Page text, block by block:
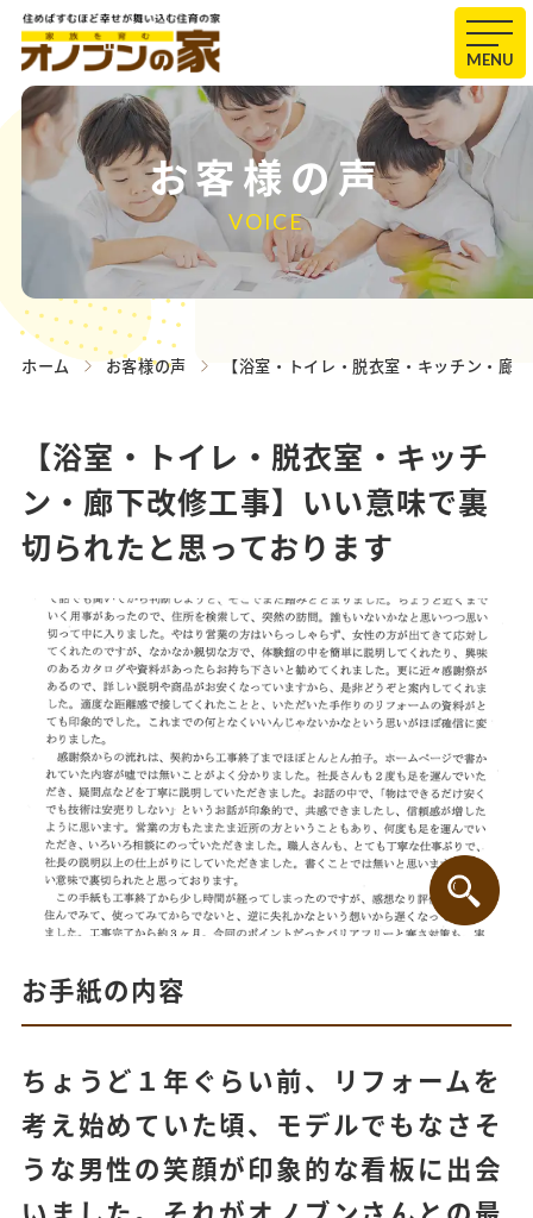
MENU
お客様の声
VOICE
ホーム お客様の声 【浴室・トイレ・脱衣室・キッチン・廊
【浴室・トイレ・脱衣室・キッチ
ン・廊下改修工事】いい意味で裏
切られたと思っております
お手紙の内容
ちょうど１年ぐらい前、リフォームを
考え始めていた頃、モデルでもなさそ
うな男性の笑顔が印象的な看板に出会